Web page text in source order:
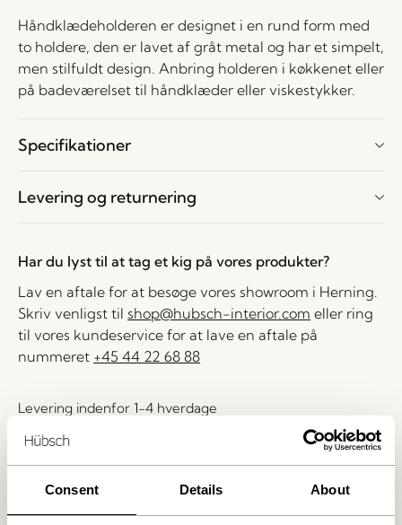
Consent Details About
Håndklædeholderen er designet i en rund form med
to holdere, den er lavet af gråt metal og har et simpelt,
men stilfuldt design. Anbring holderen i køkkenet eller
på badeværelset til håndklæder eller viskestykker.
Specifikationer
Levering og returnering
Har du lyst til at tag et kig på vores produkter?
Lav en aftale for at besøge vores showroom i Herning.
Skriv venligst til shop@hubsch-interior.com eller ring
til vores kundeservice for at lave en aftale på
nummeret +45 44 22 68 88
Levering indenfor 1-4 hverdage
30 dages returret